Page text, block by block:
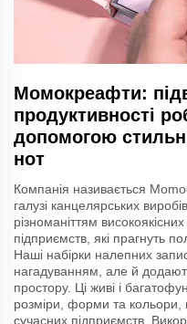
Момокреафти:
продуктивності
допомогою
нот
Компанія називається
галузі канцелярських
різноманіттям
підприємств, які прагнуть
Наші набірки налепних
нагадуванням, але й
простору. Ці живі і
розміри, форми та кольори,
сучасних підприємств.